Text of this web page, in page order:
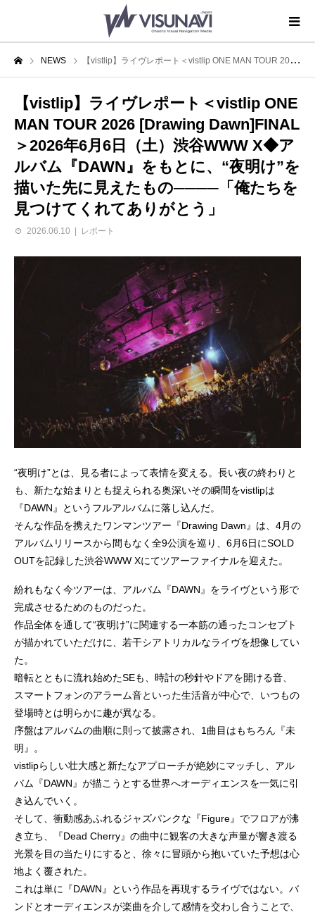
NEWS 【vistlip】ライヴレポート＜vistlip ONE MAN TOUR 2026 [Drawing Dawn]FINAL＞2026年6月6日（土）渋谷WWW X◆アルバム『DAWN』をもとに、“夜明け”を描いた先に見えたもの────「俺たちを見つけてくれてありがとう」
【vistlip】ライヴレポート＜vistlip ONE
MAN TOUR 2026 [Drawing Dawn]FINAL
＞2026年6月6日（土）渋谷WWW X◆ア
ルバム『DAWN』をもとに、“夜明け”を
描いた先に見えたもの────「俺たちを
見つけてくれてありがとう」
2026.06.10 レポート
“夜明け”とは、見る者によって表情を変える。長い夜の終わりと
も、新たな始まりとも捉えられる奥深いその瞬間をvistlipは
『DAWN』というフルアルバムに落し込んだ。
そんな作品を携えたワンマンツアー『Drawing Dawn』は、4月の
アルバムリリースから間もなく全9公演を巡り、6月6日にSOLD
OUTを記録した渋谷WWW Xにてツアーファイナルを迎えた。
紛れもなく今ツアーは、アルバム『DAWN』をライヴという形で
完成させるためのものだった。
作品全体を通して“夜明け”に関連する一本筋の通ったコンセプト
が描かれていただけに、若干シアトリカルなライヴを想像してい
た。
暗転とともに流れ始めたSEも、時計の秒針やドアを開ける音、
スマートフォンのアラーム音といった生活音が中心で、いつもの
登場時とは明らかに趣が異なる。
序盤はアルバムの曲順に則って披露され、1曲目はもちろん『未
明』。
vistlipらしい壮大感と新たなアプローチが絶妙にマッチし、アル
バム『DAWN』が描こうとする世界へオーディエンスを一気に引
き込んでいく。
そして、衝動感あふれるジャズパンクな『Figure』でフロアが沸
き立ち、『Dead Cherry』の曲中に観客の大きな声量が響き渡る
光景を目の当たりにすると、徐々に冒頭から抱いていた予想は心
地よく覆された。
これは単に『DAWN』という作品を再現するライヴではない。バ
ンドとオーディエンスが楽曲を介して感情を交わし合うことで、